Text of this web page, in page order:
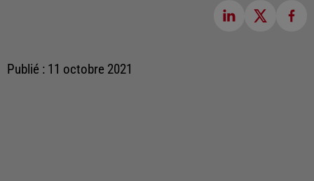
Publié : 11 octobre 2021